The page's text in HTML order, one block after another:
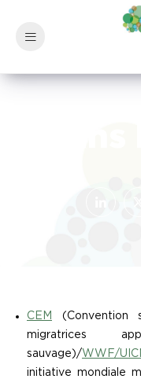
CEM
(Convention
migratrices
sauvage)/WWF/
initiative mondiale